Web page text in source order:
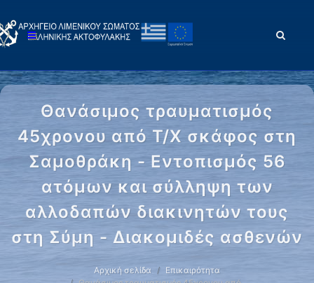
Θανάσιμος τραυματισμός
45χρονου από Τ/Χ σκάφος στη
Σαμοθράκη - Εντοπισμός 56
ατόμων και σύλληψη των
αλλοδαπών διακινητών τους
στη Σύμη - Διακομιδές ασθενών
Αρχική σελίδα
Επικαιρότητα